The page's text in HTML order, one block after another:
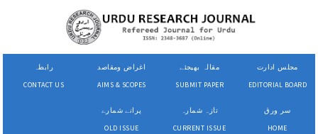
رابطہ
CONTACT US
اغراض ومقاصد
AIMS & SCOPES
مقالہ بھیجئے
SUBMIT PAPER
مجلس ادارت
EDITORIAL BOARD
پرانے شمارے
OLD ISSUE
تازہ شمارہ
CURRENT ISSUE
سر ورق
HOME